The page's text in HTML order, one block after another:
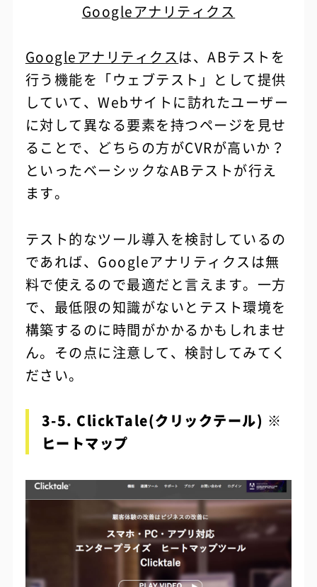
Googleアナリティクス
Googleアナリティクスは、ABテストを
行う機能を「ウェブテスト」として提供
していて、Webサイトに訪れたユーザー
に対して異なる要素を持つページを見せ
ることで、どちらの方がCVRが高いか？
といったベーシックなABテストが行え
ます。
テスト的なツール導入を検討しているの
であれば、Googleアナリティクスは無
料で使えるので最適だと言えます。一方
で、最低限の知識がないとテスト環境を
構築するのに時間がかかるかもしれませ
ん。その点に注意して、検討してみてく
ださい。
3-5. ClickTale(クリックテール) ※
ヒートマップ